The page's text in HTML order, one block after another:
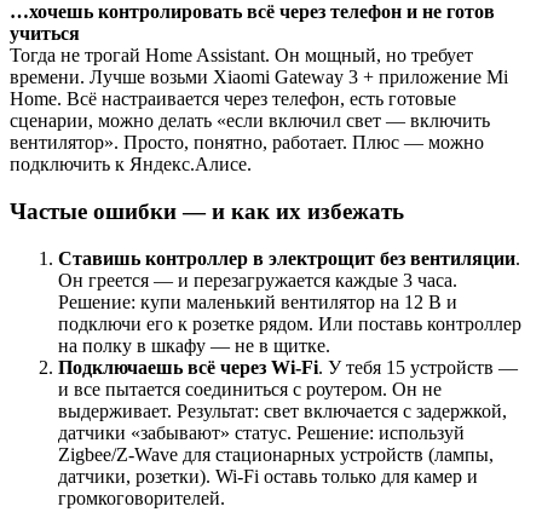
…хочешь контролировать всё через телефон и не готов
учиться
Тогда не трогай Home Assistant. Он мощный, но требует
времени. Лучше возьми Xiaomi Gateway 3 + приложение Mi
Home. Всё настраивается через телефон, есть готовые
сценарии, можно делать «если включил свет — включить
вентилятор». Просто, понятно, работает. Плюс — можно
подключить к Яндекс.Алисе.
Частые ошибки — и как их избежать
Ставишь контроллер в электрощит без вентиляции.
Он греется — и перезагружается каждые 3 часа.
Решение: купи маленький вентилятор на 12 В и
подключи его к розетке рядом. Или поставь контроллер
на полку в шкафу — не в щитке.
Подключаешь всё через Wi-Fi. У тебя 15 устройств —
и все пытается соединиться с роутером. Он не
выдерживает. Результат: свет включается с задержкой,
датчики «забывают» статус. Решение: используй
Zigbee/Z-Wave для стационарных устройств (лампы,
датчики, розетки). Wi-Fi оставь только для камер и
громкоговорителей.